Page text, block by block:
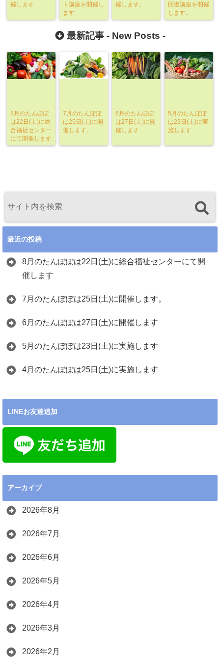
催します
ト講座を開催し
ます
催します。
回復講座を開催
します。
最新記事 - New Posts -
8月のたんぽぽ
は22日(土)に総
合福祉センター
にて開催します
7月のたんぽぽ
は25日(土)に開
催します。
6月のたんぽぽ
は27日(土)に開
催します
5月のたんぽぽ
は23日(土)に実
施します
最近の投稿
8月のたんぽぽは22日(土)に総合福祉センターにて開
催します
7月のたんぽぽは25日(土)に開催します。
6月のたんぽぽは27日(土)に開催します
5月のたんぽぽは23日(土)に実施します
4月のたんぽぽは25日(土)に実施します
LINEお友達追加
アーカイブ
2026年8月
2026年7月
2026年6月
2026年5月
2026年4月
2026年3月
2026年2月